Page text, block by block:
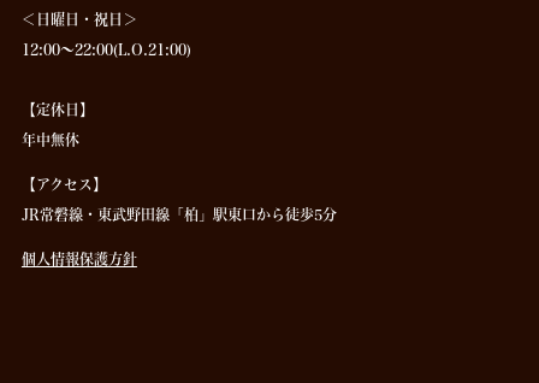
＜日曜日・祝日＞
12:00～22:00(L.O.21:00)
【定休日】
年中無休
【アクセス】
JR常磐線・東武野田線「柏」駅東口から徒歩5分
個人情報保護方針